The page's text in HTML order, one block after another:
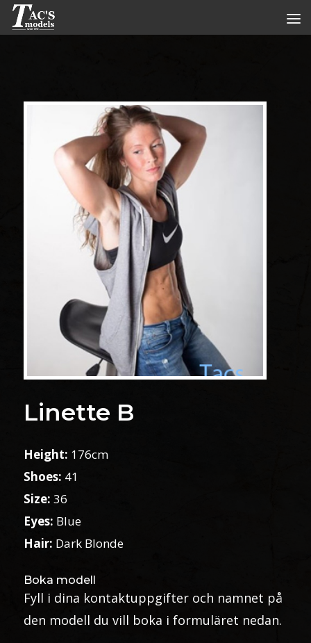
Linette B
Height: 176cm
Shoes: 41
Size: 36
Eyes: Blue
Hair: Dark Blonde
Boka modell
Fyll i dina kontaktuppgifter och namnet på
den modell du vill boka i formuläret nedan.